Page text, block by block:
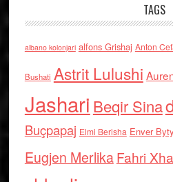
TAGS
albano kolonjari alfons Grishaj Anton
Bushati Astrit Lulushi
Jashari Beqir Sina
Buçpapaj Elmi Berisha Enver
Eugjen MerlikaFahri